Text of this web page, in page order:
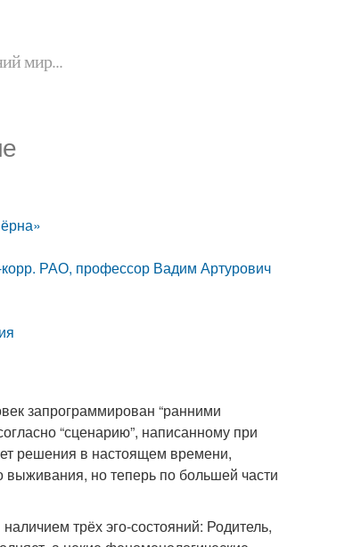
мир...
корр. РАО, профессор Вадим Артурович
запрограммирован “ранними
“сценарию”, написанному при
решения в настоящем времени,
но теперь по большей части
трёх эго-состояний: Родитель,